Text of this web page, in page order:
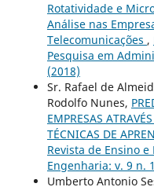
Rotatividade e
Análise nas
Telecomunicações ,
Pesquisa em
(2018)
Sr. Rafael de
Rodolfo Nunes,
EMPRESAS
TÉCNICAS DE
Revista de Ensino
Engenharia: v. 9 n.
Umberto Antonio